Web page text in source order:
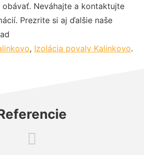
Neváhajte a kontaktujte
Prezrite si aj ďalšie naše
, Izolácia povaly Kalinkovo.